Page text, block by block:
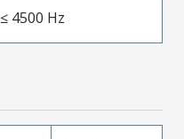
≤ 4500 Hz